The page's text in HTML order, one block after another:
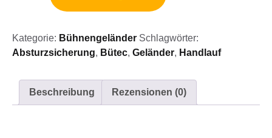
Kategorie: Bühnengeländer Schlagwörter:
Absturzsicherung, Bütec, Geländer, Handlauf
Beschreibung Rezensionen (0)